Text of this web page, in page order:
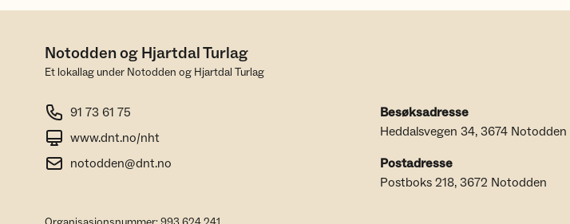
Notodden og Hjartdal Turlag
Et lokallag under Notodden og Hjartdal Turlag
91 73 61 75
www.dnt.no/nht
notodden@dnt.no
Besøksadresse
Heddalsvegen 34, 3674 Notodden
Postadresse
Postboks 218, 3672 Notodden